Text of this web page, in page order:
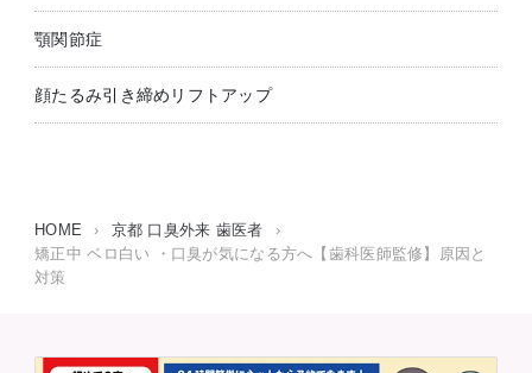
顎関節症
顔たるみ引き締めリフトアップ
HOME › 京都 口臭外来 歯医者
›
矯正中 ベロ白い ・口臭が気になる方へ【歯科医師監修】原因と
対策